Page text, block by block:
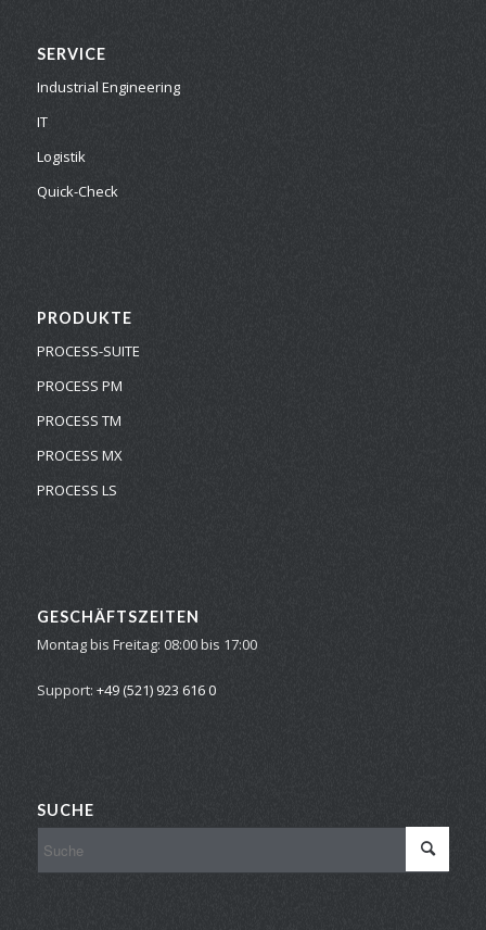
SERVICE
Industrial Engineering
IT
Logistik
Quick-Check
PRODUKTE
PROCESS-SUITE
PROCESS PM
PROCESS TM
PROCESS MX
PROCESS LS
GESCHÄFTSZEITEN
Montag bis Freitag: 08:00 bis 17:00
Support: +49 (521) 923 616 0
SUCHE